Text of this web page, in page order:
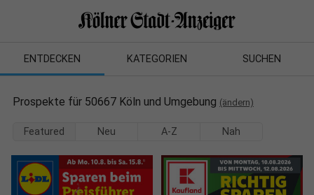
ENTDECKEN KATEGORIEN SUCHEN
Prospekte für 50667 Köln und Umgebung (ändern)
Featured Neu A-Z Nah